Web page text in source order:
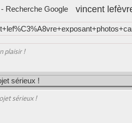
plaisir !
sérieux !